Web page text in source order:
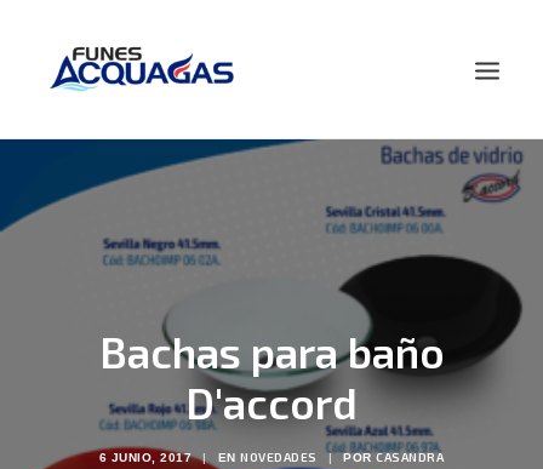
HOME
PRODUCTOS
CONTACTOBachas para baño
D'accord
6 JUNIO, 2017 | ENNOVEDADES | PORCASANDRA